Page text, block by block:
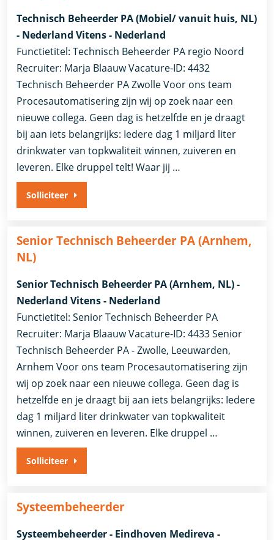
Technisch Beheerder PA (Mobiel/ vanuit huis, NL)
- Nederland Vitens - Nederland
Functietitel: Technisch Beheerder PA regio Noord
Recruiter: Marja Blaauw Vacature-ID: 4432
Technisch Beheerder PA Zwolle Voor ons team
Procesautomatisering zijn wij op zoek naar een
nieuwe collega. Geen dag is hetzelfde en je draagt
bij aan iets belangrijks: Iedere dag 1 miljard liter
drinkwater van topkwaliteit winnen, zuiveren en
leveren. Elke druppel telt! Waar jij …
Solliciteer
Senior Technisch Beheerder PA (Arnhem,
NL)
Senior Technisch Beheerder PA (Arnhem, NL) -
Nederland Vitens - Nederland
Functietitel: Senior Technisch Beheerder PA
Recruiter: Marja Blaauw Vacature-ID: 4433 Senior
Technisch Beheerder PA - Zwolle, Leeuwarden,
Arnhem Voor ons team Procesautomatisering zijn
wij op zoek naar een nieuwe collega. Geen dag is
hetzelfde en je draagt bij aan iets belangrijks: Iedere
dag 1 miljard liter drinkwater van topkwaliteit
winnen, zuiveren en leveren. Elke druppel …
Solliciteer
Systeembeheerder
Systeembeheerder - Eindhoven Medireva -